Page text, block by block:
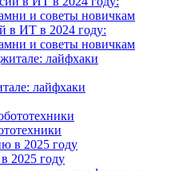
в ИТ в 2024 году:
и советы новичкам
лайфхаки
2025 году